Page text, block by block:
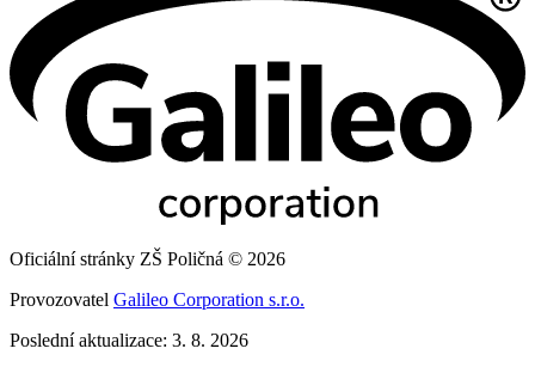
Oficiální stránky ZŠ Poličná © 2026
Provozovatel Galileo Corporation s.r.o.
Poslední aktualizace: 3. 8. 2026